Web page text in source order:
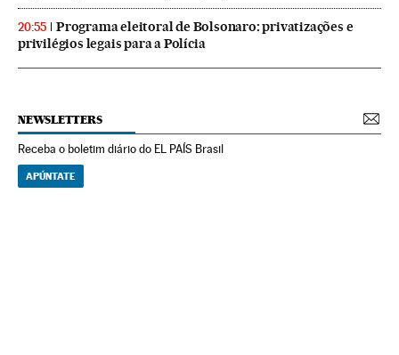
20:55
Programa eleitoral de Bolsonaro: privatizações e
privilégios legais para a Polícia
NEWSLETTERS
Receba o boletim diário do EL PAÍS Brasil
APÚNTATE